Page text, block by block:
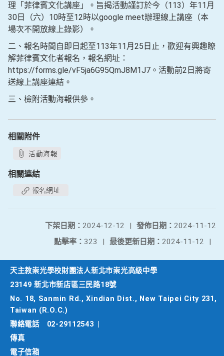
理「菲律賓文化講座」。旨揭活動謹訂於今（113）年11月
30日（六）10時至12時以google meet辦理線上講座（本
場次不開放線上錄影）。
二、報名時間自即日起至113年11月25日止，歡迎有興趣瞭
解菲律賓文化者報名，報名網址：
https://forms.gle/vF5ja6G95QmJ8M1J7。活動前2日將寄
送線上講座連結。
三、檢附活動海報供參。
相關附件
活動海報
相關連結
報名網址
發佈日期： 2024-11-12
下架日期： 2024-12-12
|
最後更新日期： 2024-11-12 |
點擊率： 323 |
天主教崇光學校財團法人新北市崇光高級中學
23149 新北市新店區三民路18號
No. 18, Sanmin Rd., Xindian Dist., New Taipei City 231,
Taiwan (R.O.C.)
聯絡電話
02-29112543
傳真
電子信箱